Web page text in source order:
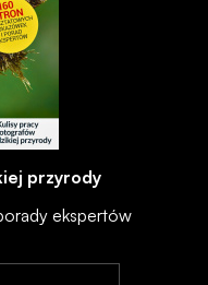
przyrody
ekspertów